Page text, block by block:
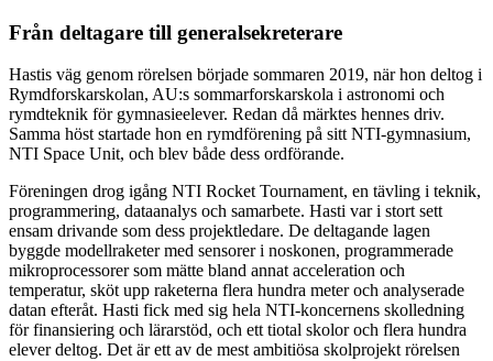
Från deltagare till generalsekreterare
Hastis väg genom rörelsen började sommaren 2019, när hon deltog i
Rymdforskarskolan, AU:s sommarforskarskola i astronomi och
rymdteknik för gymnasieelever. Redan då märktes hennes driv.
Samma höst startade hon en rymdförening på sitt NTI-gymnasium,
NTI Space Unit, och blev både dess ordförande.
Föreningen drog igång NTI Rocket Tournament, en tävling i teknik,
programmering, dataanalys och samarbete. Hasti var i stort sett
ensam drivande som dess projektledare. De deltagande lagen
byggde modellraketer med sensorer i noskonen, programmerade
mikroprocessorer som mätte bland annat acceleration och
temperatur, sköt upp raketerna flera hundra meter och analyserade
datan efteråt. Hasti fick med sig hela NTI-koncernens skolledning
för finansiering och lärarstöd, och ett tiotal skolor och flera hundra
elever deltog. Det är ett av de mest ambitiösa skolprojekt rörelsen